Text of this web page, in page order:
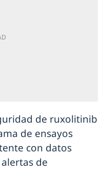
de ruxolitinib
de ensayos
con datos
de